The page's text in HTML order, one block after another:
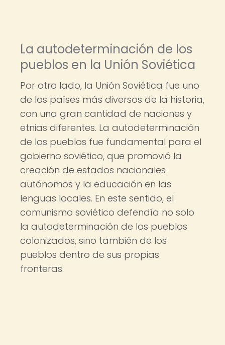
La autodeterminación de los
pueblos en la Unión Soviética
Por otro lado, la Unión Soviética fue uno
de los países más diversos de la historia,
con una gran cantidad de naciones y
etnias diferentes. La autodeterminación
de los pueblos fue fundamental para el
gobierno soviético, que promovió la
creación de estados nacionales
autónomos y la educación en las
lenguas locales. En este sentido, el
comunismo soviético defendía no solo
la autodeterminación de los pueblos
colonizados, sino también de los
pueblos dentro de sus propias
fronteras.